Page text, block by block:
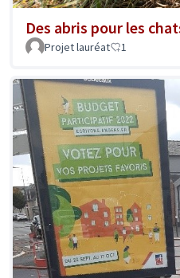
Des abris pour les
Projet lauréat 1